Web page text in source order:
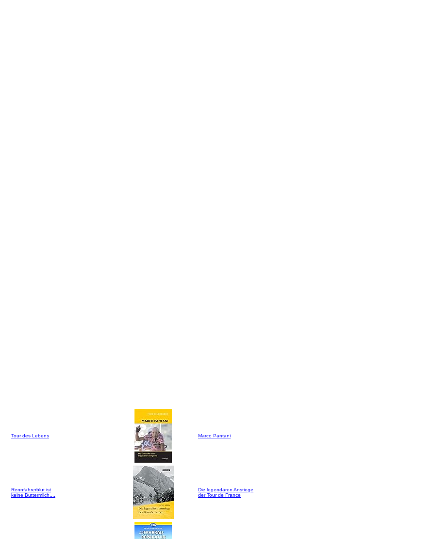
Tour des Lebens Marco Pantani
Rennfahrerblut ist
keine Buttermilch....
Die legendären Anstiege
der Tour de France